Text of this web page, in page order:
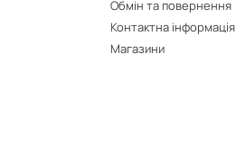
Обмін та повернення
Контактна інформація
Магазини